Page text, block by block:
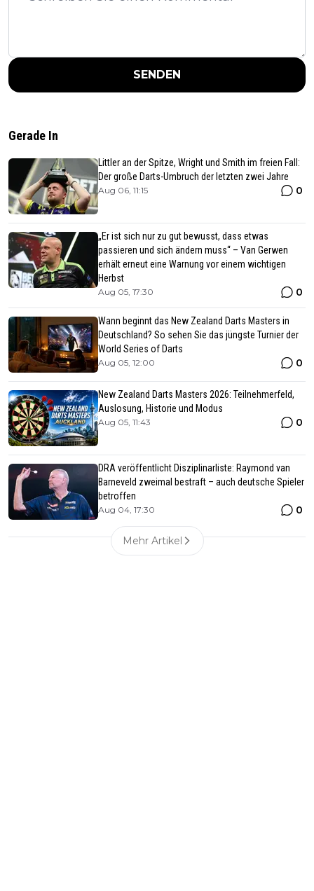
SENDEN
Gerade In
Littler an der Spitze, Wright und Smith im freien Fall:
Der große Darts-Umbruch der letzten zwei Jahre
Aug 06, 11:15 0
„Er ist sich nur zu gut bewusst, dass etwas
passieren und sich ändern muss“ – Van Gerwen
erhält erneut eine Warnung vor einem wichtigen
Herbst
Aug 05, 17:30 0
Wann beginnt das New Zealand Darts Masters in
Deutschland? So sehen Sie das jüngste Turnier der
World Series of Darts
Aug 05, 12:00 0
New Zealand Darts Masters 2026: Teilnehmerfeld,
Auslosung, Historie und Modus
Aug 05, 11:43 0
DRA veröffentlicht Disziplinarliste: Raymond van
Barneveld zweimal bestraft – auch deutsche Spieler
betroffen
Aug 04, 17:30 0
Mehr Artikel